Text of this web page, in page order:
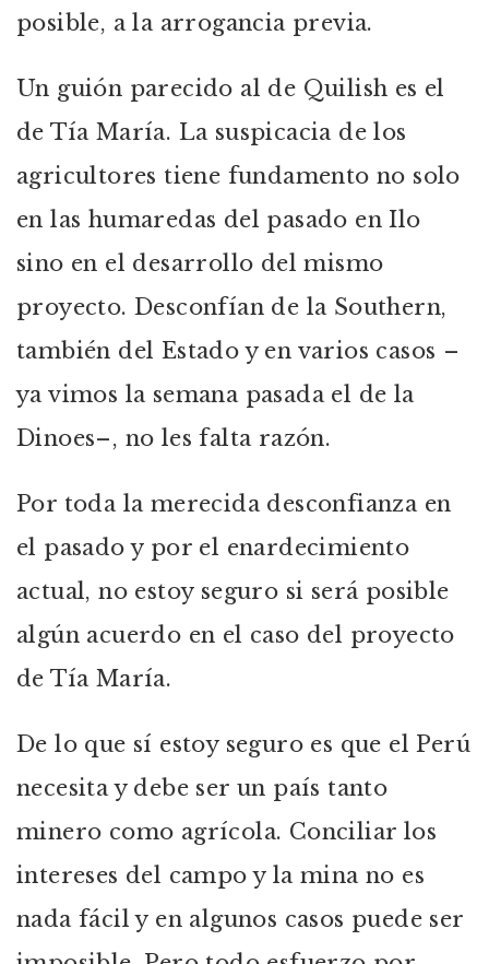
posible, a la arrogancia previa.
Un guión parecido al de Quilish es el
de Tía María. La suspicacia de los
agricultores tiene fundamento no solo
en las humaredas del pasado en Ilo
sino en el desarrollo del mismo
proyecto. Desconfían de la Southern,
también del Estado y en varios casos –
ya vimos la semana pasada el de la
Dinoes–, no les falta razón.
Por toda la merecida desconfianza en
el pasado y por el enardecimiento
actual, no estoy seguro si será posible
algún acuerdo en el caso del proyecto
de Tía María.
De lo que sí estoy seguro es que el Perú
necesita y debe ser un país tanto
minero como agrícola. Conciliar los
intereses del campo y la mina no es
nada fácil y en algunos casos puede ser